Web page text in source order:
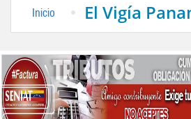
Inicio El Vigía